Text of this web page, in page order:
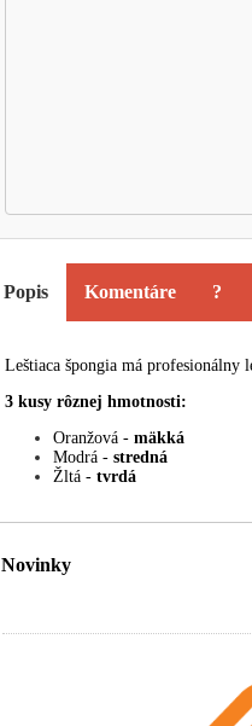
Popis Komentáre ?
Leštiaca špongia má
3 kusy rôznej hmotnosti:
Oranžová - mäkká
Modrá - stredná
Žltá - tvrdá
Novinky